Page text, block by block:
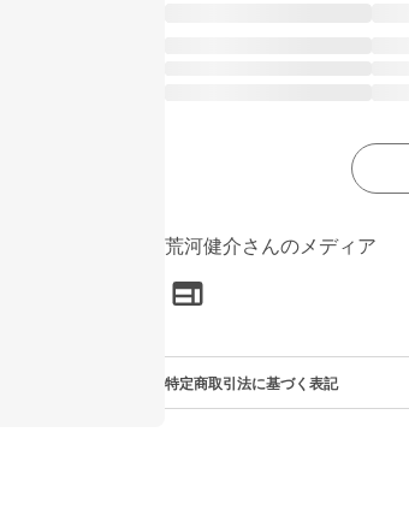
荒河健介さんのメディア
特定商取引法に基づく表記